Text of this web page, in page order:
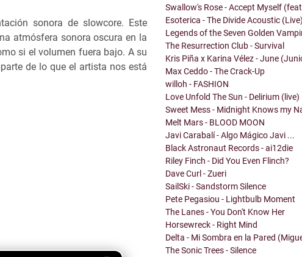
sonora de slowcore. Este
atmósfera sonora oscura en la
si el volumen fuera bajo. A su
de lo que el artista nos está
Swallow's Rose - Accept Myself
Esoterica - The Divide Acoustic (Live)
Legends of the Seven Golden
The Resurrection Club - Survival
Kris Piña x Karina Vélez - June
Max Ceddo - The Crack-Up
willoh - FASHION
Love Unfold The Sun - Delirium (live)
Sweet Mess - Midnight Knows my
Melt Mars - BLOOD MOON
Javi Carabalí - Algo Mágico Javi ...
Black Astronaut Records - ai12die
Riley Finch - Did You Even Flinch?
Dave Curl - Zueri
SailSki - Sandstorm Silence
Pete Pegasiou - Lightbulb Moment
The Lanes - You Don't Know Her
Horsewreck - Right Mind
Delta - Mi Sombra en la Pared
The Sonic Trees - Silence